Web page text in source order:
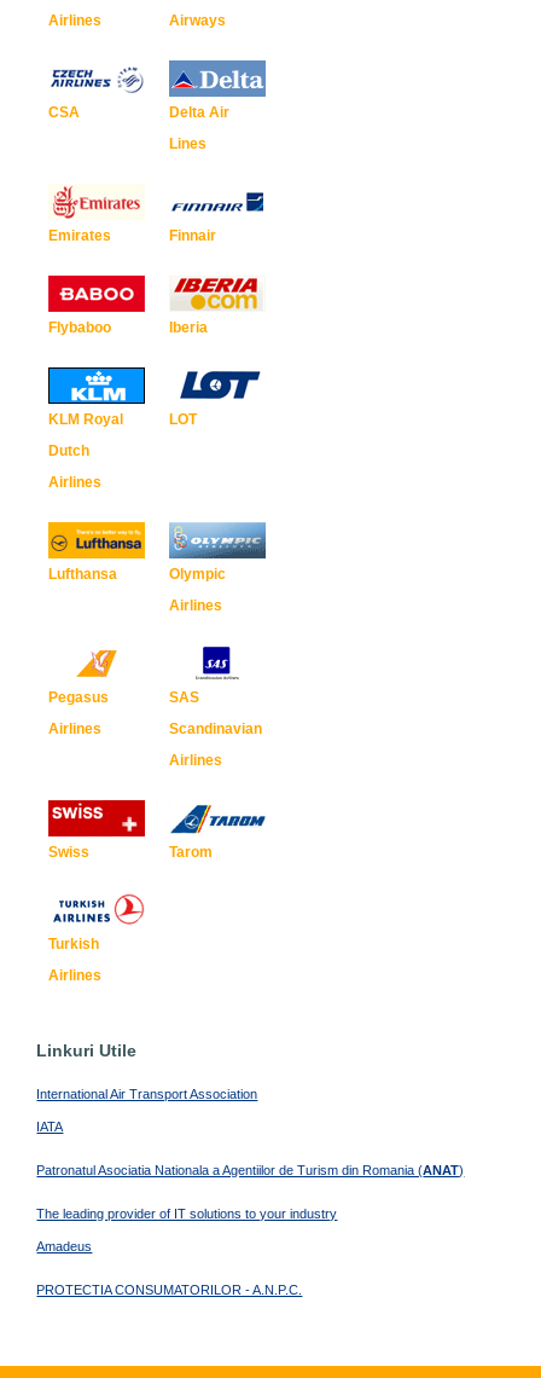
Airlines
Airways
CSA
Delta Air
Lines
Emirates Finnair
Flybaboo Iberia
KLM Royal
Dutch
Airlines
LOT
Lufthansa
Olympic
Airlines
Pegasus
Airlines
SAS
Scandinavian
Airlines
Swiss Tarom
Turkish
Airlines
Linkuri Utile
International Air Transport Association
IATA
Patronatul Asociatia Nationala a Agentiilor de Turism din Romania (ANAT)
The leading provider of IT solutions to your industry
Amadeus
PROTECTIA CONSUMATORILOR - A.N.P.C.